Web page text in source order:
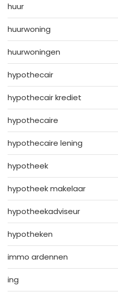
huur
huurwoning
huurwoningen
hypothecair
hypothecair krediet
hypothecaire
hypothecaire lening
hypotheek
hypotheek makelaar
hypotheekadviseur
hypotheken
immo ardennen
ing